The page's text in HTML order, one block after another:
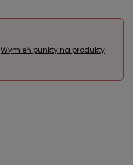
Wymień punkty na produkty